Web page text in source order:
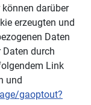
darüber
erzeugten und
Daten
Daten durch
Link
und
gaoptout?